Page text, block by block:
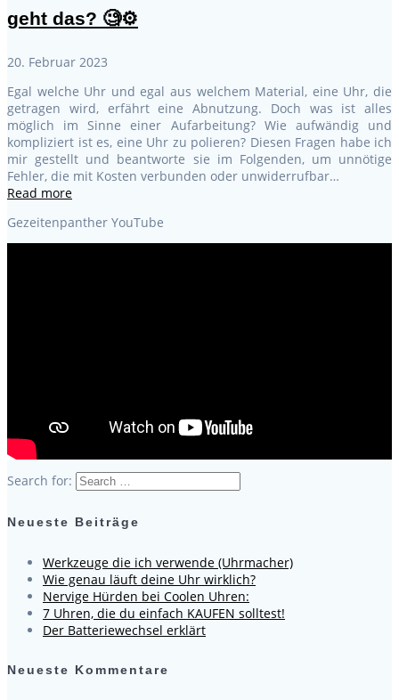
geht das? 🧐⚙️
20. Februar 2023
Egal welche Uhr und egal aus welchem Material, eine Uhr, die
getragen wird, erfährt eine Abnutzung. Doch was ist alles
möglich im Sinne einer Aufarbeitung? Wie aufwändig und
kompliziert ist es, eine Uhr zu polieren? Diesen Fragen habe ich
mir gestellt und beantworte sie im Folgenden, um unnötige
Fehler, die mit Kosten verbunden oder unwiderrufbar…
Read more
Gezeitenpanther YouTube
Search for:
Neueste Beiträge
Werkzeuge die ich verwende (Uhrmacher)
Wie genau läuft deine Uhr wirklich?
Nervige Hürden bei Coolen Uhren:
7 Uhren, die du einfach KAUFEN solltest!
Der Batteriewechsel erklärt
Neueste Kommentare